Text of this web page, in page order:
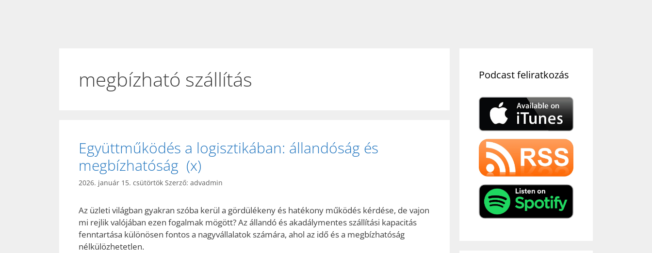
megbízható szállítás
Együttműködés a logisztikában: állandóság és
megbízhatóság (x)
2026. január 15. csütörtök Szerző: advadmin
Az üzleti világban gyakran szóba kerül a gördülékeny és hatékony működés kérdése, de vajon
mi rejlik valójában ezen fogalmak mögött? Az állandó és akadálymentes szállítási kapacitás
fenntartása különösen fontos a nagyvállalatok számára, ahol az idő és a megbízhatóság
nélkülözhetetlen.
Podcast feliratkozás